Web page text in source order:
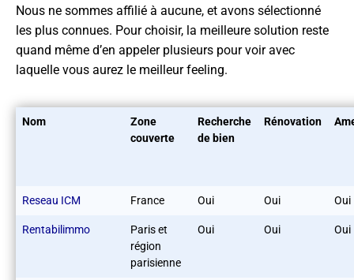
Nous ne sommes affilié à aucune, et avons sélectionné
les plus connues. Pour choisir, la meilleure solution reste
quand même d’en appeler plusieurs pour voir avec
laquelle vous aurez le meilleur feeling.
Nom
Zone
couverte
Recherche
de bien
Rénovation
Reseau ICM France Oui Oui Oui
Rentabilimmo
Paris et
région
parisienne
Oui Oui Oui